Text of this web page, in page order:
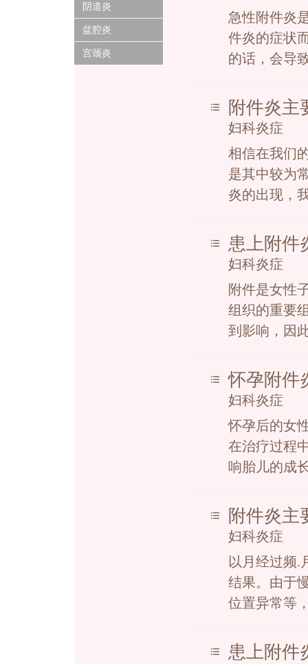
阴道炎
盆腔炎
宫颈炎
急性附件炎
件炎的症状
的话，会导
附件炎主
妇科炎症
相信在我们
是其中较为
炎的出现，
患上附件
妇科炎症
附件是女性
组织的重要
到影响，因
怀孕附件
妇科炎症
怀孕后的女
在治疗过程
响胎儿的成
附件炎主
妇科炎症
以月经过频.
结果。由于
位置异常等
患上附件